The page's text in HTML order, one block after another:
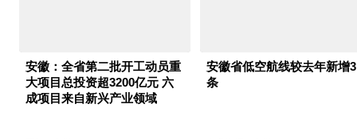
安徽：全省第二批开工动员重
大项目总投资超3200亿元 六
成项目来自新兴产业领域
安徽省低空航线较去年新增3
条